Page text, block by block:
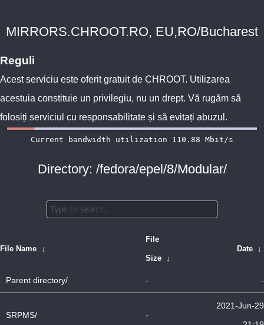
MIRRORS.CHROOT.RO, EU,RO/Bucharest
Reguli
Acest serviciu este oferit gratuit de CHROOT. Utilizarea
acestuia constituie un privilegiu, nu un drept. Vă rugăm să
folosiți serviciul cu responsabilitate și să evitați abuzul.
Directory: /fedora/epel/8/Modular/
File Name ↓
File
Size ↓
Date ↓
Parent directory/ - -
SRPMS/ -
2021-Jun-29